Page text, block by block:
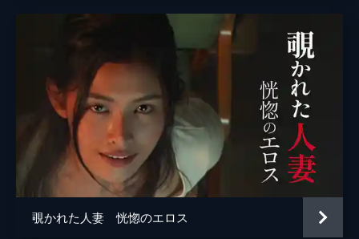
覗かれた人妻 恍惚のエロス